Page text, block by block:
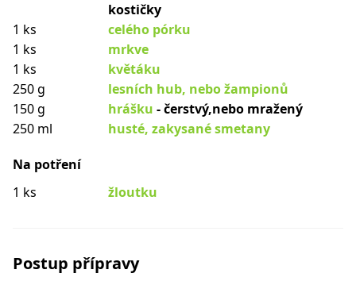
kostičky
1 ks
celého pórku
1 ks
mrkve
1 ks
květáku
250 g
lesních hub, nebo žampionů
150 g
hrášku - čerstvý,nebo mražený
250 ml
husté, zakysané smetany
Na potření
1 ks
žloutku
Postup přípravy